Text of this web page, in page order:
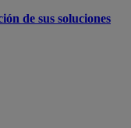
de sus soluciones